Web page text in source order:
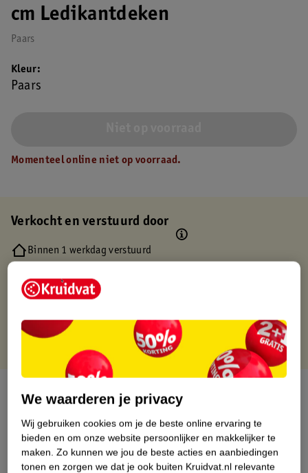
cm Ledikantdeken
Paars
Kleur
Paars
Momenteel online niet op voorraad.
Verkocht en verstuurd door
Binnen 1 werkdag verstuurd
Gratis retourneren via verkooppartner.
Gratis punten met je Kruidvat kaart
Over dit product
Productinformatie
Nature Impact Score
We waarderen je privacy
Wij gebruiken cookies om je de beste online ervaring te
bieden en om onze website persoonlijker en makkelijker te
maken. Zo kunnen we jou de beste acties en aanbiedingen
tonen en zorgen we dat je ook buiten Kruidvat.nl relevante